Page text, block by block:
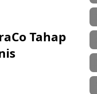
Tahap